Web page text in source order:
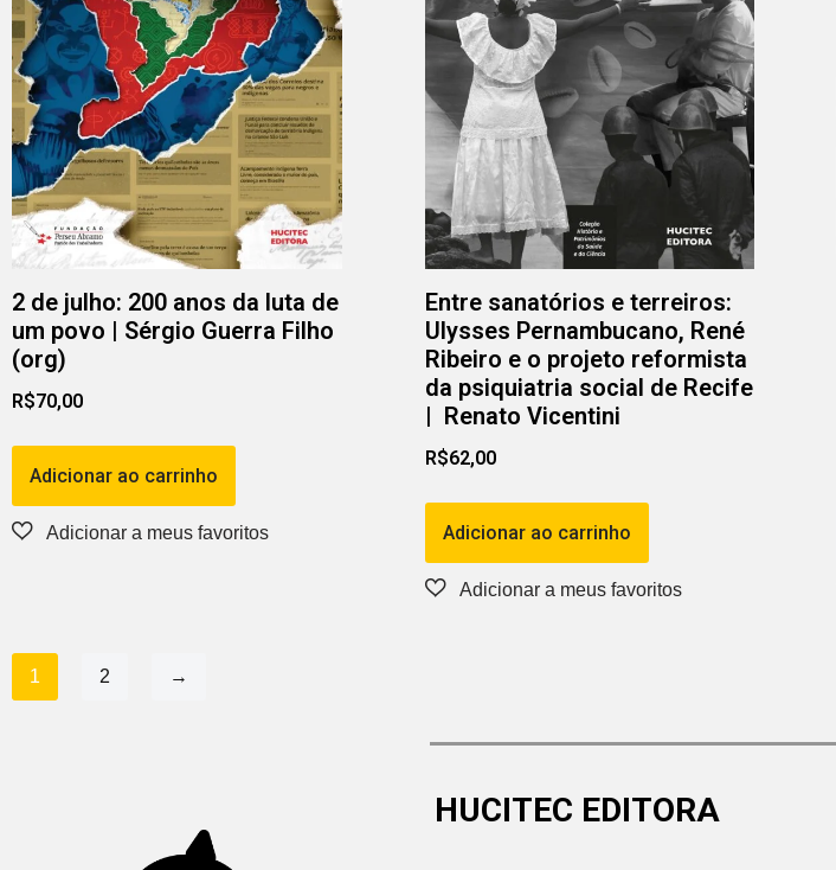
2 de julho: 200 anos da luta de
um povo | Sérgio Guerra Filho
(org)
R$70,00
Adicionar ao carrinho
Entre sanatórios e terreiros:
Ulysses Pernambucano, René
Ribeiro e o projeto reformista
da psiquiatria social de Recife
| Renato Vicentini
R$62,00
Adicionar ao carrinho
1 2 →
HUCITEC EDITORA